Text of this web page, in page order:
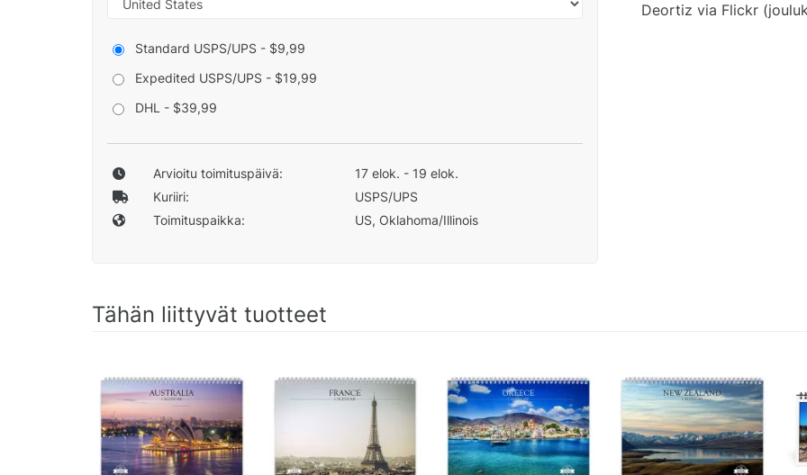
Standard USPS/UPS - $9,99
Expedited USPS/UPS - $19,99
DHL - $39,99
Arvioitu toimituspäivä:
17 elok. - 19 elok.
Kuriiri:
USPS/UPS
Toimituspaikka:
US, Oklahoma/Illinois
Deortiz via Flickr
Tähän liittyvät tuotteet